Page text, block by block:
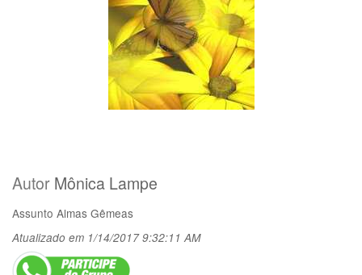
Autor Mônica Lampe
Assunto Almas Gêmeas
Atualizado em 1/14/2017 9:32:11 AM